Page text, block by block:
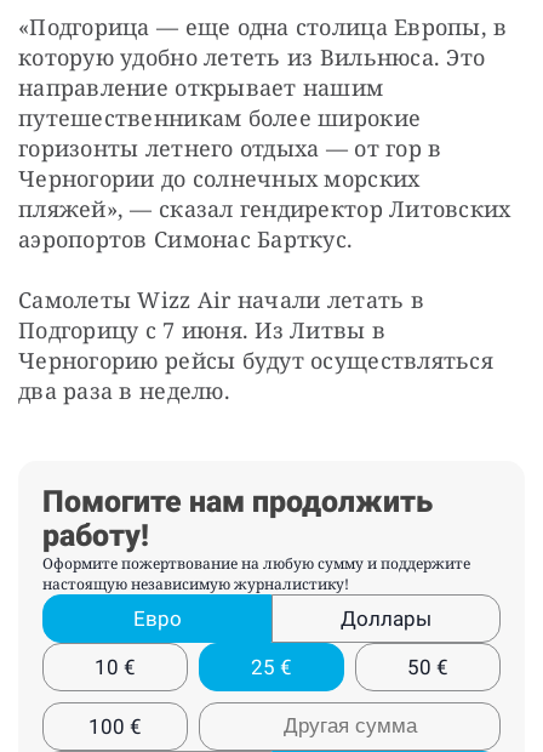
«Подгорица — еще одна столица Европы, в
которую удобно лететь из Вильнюса. Это
направление открывает нашим
путешественникам более широкие
горизонты летнего отдыха — от гор в
Черногории до солнечных морских
пляжей», — сказал гендиректор Литовских
аэропортов Симонас Барткус.
Самолеты Wizz Air начали летать в
Подгорицу с 7 июня. Из Литвы в
Черногорию рейсы будут осуществляться
два раза в неделю.
Помогите нам продолжить
работу!
Оформите пожертвование на любую сумму и поддержите
настоящую независимую журналистику!
Евро
Доллары
10 € 25 € 50 €
100 €